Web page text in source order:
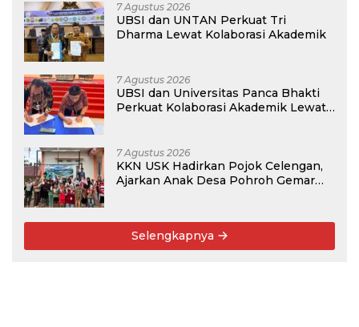
7 Agustus 2026
UBSI dan UNTAN Perkuat Tri
Dharma Lewat Kolaborasi Akademik
7 Agustus 2026
UBSI dan Universitas Panca Bhakti
Perkuat Kolaborasi Akademik Lewat
7 Agustus 2026
KKN USK Hadirkan Pojok Celengan,
Ajarkan Anak Desa Pohroh Gemar
Selengkapnya